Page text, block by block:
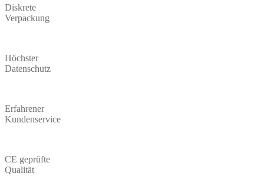
Diskrete
Verpackung
Höchster
Datenschutz
Erfahrener
Kundenservice
CE geprüfte
Qualität